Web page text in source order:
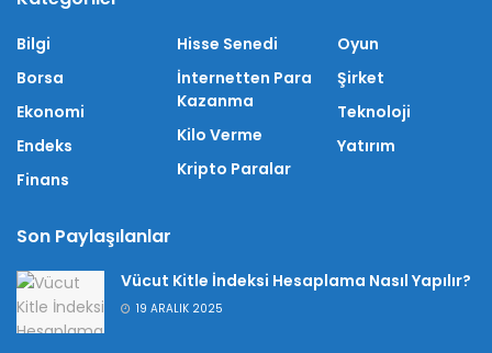
Bilgi
Borsa
Ekonomi
Endeks
Finans
Hisse Senedi
İnternetten Para
Kazanma
Kilo Verme
Kripto Paralar
Oyun
Şirket
Teknoloji
Yatırım
Son Paylaşılanlar
Vücut Kitle İndeksi Hesaplama Nasıl Yapılır?
19 ARALIK 2025